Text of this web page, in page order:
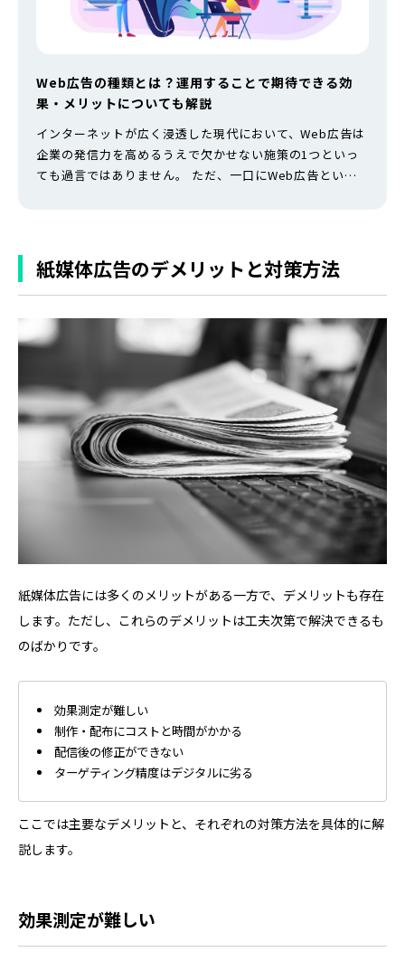
Web広告の種類とは？運用することで期待できる効
果・メリットについても解説
インターネットが広く浸透した現代において、Web広告は
企業の発信力を高めるうえで欠かせない施策の1つといっ
ても過言ではありません。 ただ、一口にWeb広告といっ
いの？」と頭を悩ませている方もいるのではないでしょう
か。 そんな方に向けて、今回は…
紙媒体広告のデメリットと対策方法
紙媒体広告には多くのメリットがある一方で、デメリットも存在
します。ただし、これらのデメリットは工夫次第で解決できるも
のばかりです。
効果測定が難しい
制作・配布にコストと時間がかかる
配信後の修正ができない
ターゲティング精度はデジタルに劣る
ここでは主要なデメリットと、それぞれの対策方法を具体的に解
説します。
効果測定が難しい